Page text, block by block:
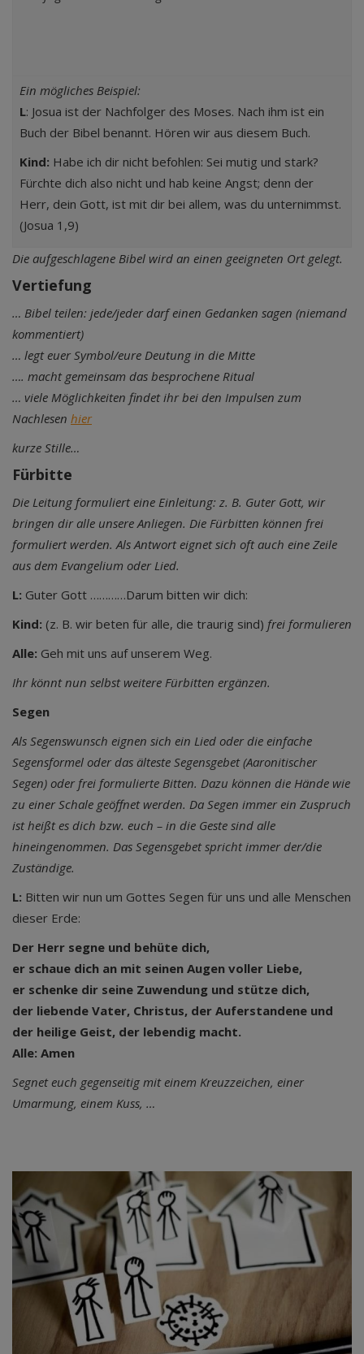
Ein mögliches Beispiel:
L: Josua ist der Nachfolger des Moses. Nach ihm ist ein
Buch der Bibel benannt. Hören wir aus diesem Buch.
Kind: Habe ich dir nicht befohlen: Sei mutig und stark?
Fürchte dich also nicht und hab keine Angst; denn der
Herr, dein Gott, ist mit dir bei allem, was du unternimmst.
(Josua 1,9)
Die aufgeschlagene Bibel wird an einen geeigneten Ort gelegt.
Vertiefung
… Bibel teilen: jede/jeder darf einen Gedanken sagen (niemand
kommentiert)
… legt euer Symbol/eure Deutung in die Mitte
…. macht gemeinsam das besprochene Ritual
… viele Möglichkeiten findet ihr bei den Impulsen zum
Nachlesen hier
kurze Stille…
Fürbitte
Die Leitung formuliert eine Einleitung: z. B. Guter Gott, wir
bringen dir alle unsere Anliegen. Die Fürbitten können frei
formuliert werden. Als Antwort eignet sich oft auch eine Zeile
aus dem Evangelium oder Lied.
L: Guter Gott …………Darum bitten wir dich:
Kind: (z. B. wir beten für alle, die traurig sind) frei formulieren
Alle: Geh mit uns auf unserem Weg.
Ihr könnt nun selbst weitere Fürbitten ergänzen.
Segen
Als Segenswunsch eignen sich ein Lied oder die einfache
Segensformel oder das älteste Segensgebet (Aaronitischer
Segen) oder frei formulierte Bitten. Dazu können die Hände wie
zu einer Schale geöffnet werden. Da Segen immer ein Zuspruch
ist heißt es dich bzw. euch – in die Geste sind alle
hineingenommen. Das Segensgebet spricht immer der/die
Zuständige.
L: Bitten wir nun um Gottes Segen für uns und alle Menschen
dieser Erde:
Der Herr segne und behüte dich,
er schaue dich an mit seinen Augen voller Liebe,
er schenke dir seine Zuwendung und stütze dich,
der liebende Vater, Christus, der Auferstandene und
der heilige Geist, der lebendig macht.
Alle: Amen
Segnet euch gegenseitig mit einem Kreuzzeichen, einer
Umarmung, einem Kuss, …